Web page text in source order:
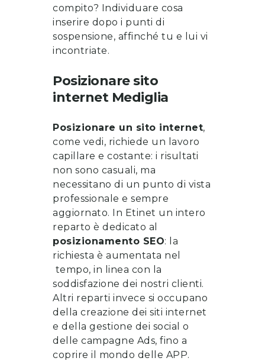
compito? Individuare cosa
inserire dopo i punti di
sospensione, affinché tu e lui vi
incontriate.
Posizionare sito
internet Mediglia
Posizionare un sito internet,
come vedi, richiede un lavoro
capillare e costante: i risultati
non sono casuali, ma
necessitano di un punto di vista
professionale e sempre
aggiornato. In Etinet un intero
reparto è dedicato al
posizionamento SEO: la
richiesta è aumentata nel
tempo, in linea con la
soddisfazione dei nostri clienti.
Altri reparti invece si occupano
della creazione dei siti internet
e della gestione dei social o
delle campagne Ads, fino a
coprire il mondo delle APP.